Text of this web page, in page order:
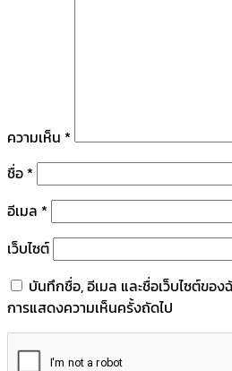
ความเห็น *
ชื่อ *
อีเมล *
เว็บไซต์
บันทึกชื่อ, อีเมล และชื่อเว็บไซต์ของ
การแสดงความเห็นครั้งถัดไป